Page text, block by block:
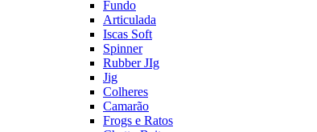
Fundo
Articulada
Iscas Soft
Spinner
Rubber JIg
Jig
Colheres
Camarão
Frogs e Ratos